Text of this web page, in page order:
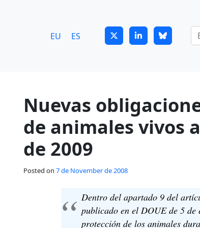
EU ES
Nuevas
de animales vivos
de 2009
Posted on 7 de November de 2008
Dentro del apartado 9 del
publicado en el DOUE de 5
protección de los animales